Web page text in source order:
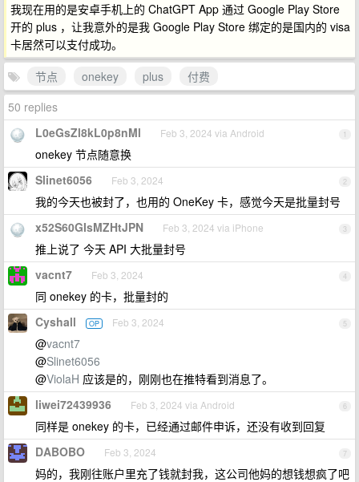
我现在用的是安卓手机上的 ChatGPT App 通过 Google Play Store
开的 plus ，让我意外的是我 Google Play Store 绑定的是国内的 visa
卡居然可以支付成功。
节点
onekey plus
付费
50 replies
1
L0eGsZl8kL0p8nMl Feb 3, 2024 via Android
onekey 节点随意换
2
Slinet6056 Feb 3, 2024
我的今天也被封了，也用的 OneKey 卡，感觉今天是批量封号
3
x52S60GIsMZHtJPN Feb 3, 2024 via iPhone
推上说了 今天 API 大批量封号
4
vacnt7 Feb 3, 2024
同 onekey 的卡，批量封的
5
Cyshall OP Feb 3, 2024
@vacnt7
@Slinet6056
@ViolaH 应该是的，刚刚也在推特看到消息了。
6
liwei72439936 Feb 3, 2024 via Android
同样是 onekey 的卡，已经通过邮件申诉，还没有收到回复
7
DABOBO Feb 3, 2024
妈的，我刚往账户里充了钱就封我，这公司他妈的想钱想疯了吧